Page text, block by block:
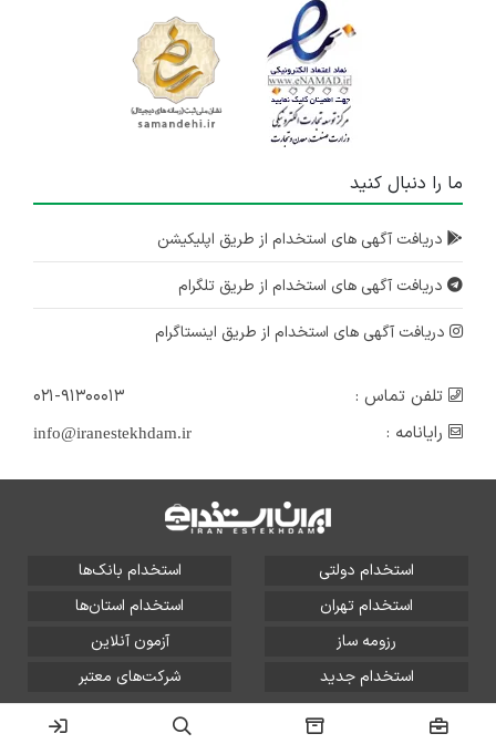
ما را دنبال کنید
دریافت آگهی های استخدام از طریق اپلیکیشن
دریافت آگهی های استخدام از طریق تلگرام
دریافت آگهی های استخدام از طریق اینستاگرام
تلفن تماس :
۰۲۱-۹۱۳۰۰۰۱۳
رایانامه :
info@iranestekhdam.ir
استخدام دولتی
استخدام بانک‌ها
استخدام تهران
استخدام استان‌ها
رزومه ساز
آزمون آنلاین
استخدام جدید
شرکت‌های معتبر
تمامی حقوق این سایت برای آلتین سیستم محفوظ است و هر
گونه سوءاستفاده از آن پیگرد قانونی دارد.